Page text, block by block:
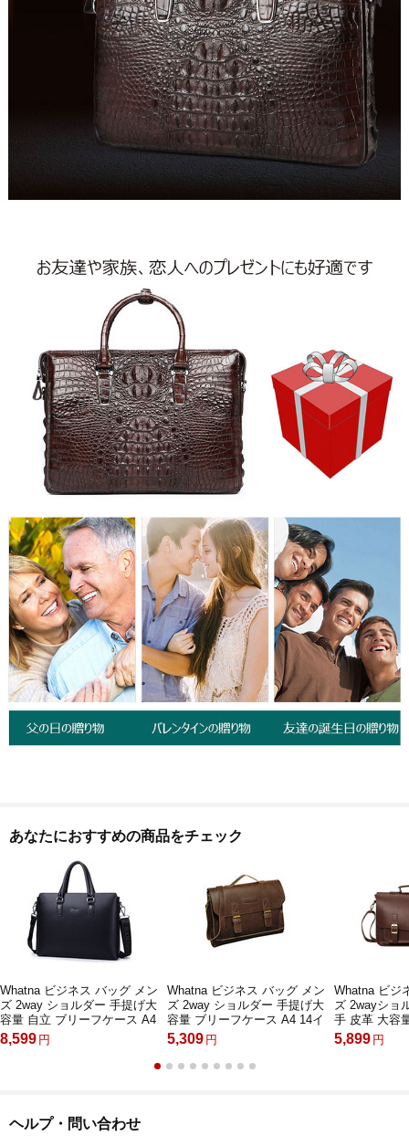
あなたにおすすめの商品をチェック
Whatna ビジネス バッグ メン
ズ 2way ショルダー 手提げ大
容量 自立 ブリーフケース A4
15インチPC対応 黒 ブラウン
ブルー
8,599 円
Whatna ビジネス バッグ メン
ズ 2way ショルダー 手提げ大
容量 ブリーフケース A4 14イ
ンチPC対応黒 ブラウン
（8102）
5,309 円
Whatna ビジ
ズ 2wayショ
手 皮革 大容
ス A4 15イン
出張 通勤 通
5,899 円
ヘルプ・問い合わせ